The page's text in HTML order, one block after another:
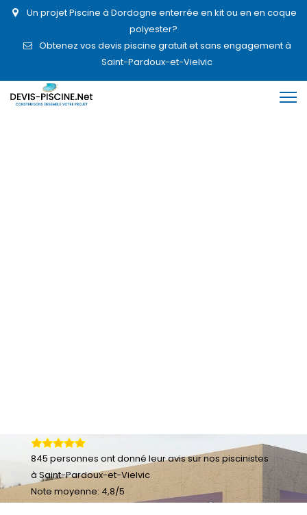
Un projet Piscine à Dordogne enterrée en kit ou en en coque
polyester?
Obtenez vos devis piscine gratuit et sans engagement à
Saint-Pardoux-et-Vielvic
845 personnes ont donné leuravis sur nos piscinistes
à Saint-Pardoux-et-Vielvic
Note moyenne: 4,8/5